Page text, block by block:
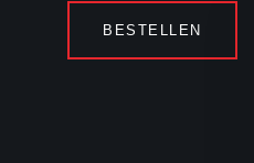
BESTELLEN